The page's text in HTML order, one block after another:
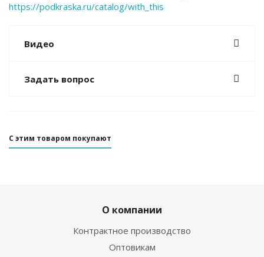
https://podkraska.ru/catalog/with_this
Видео
Задать вопрос
С этим товаром покупают
О компании
Контрактное производство
Оптовикам